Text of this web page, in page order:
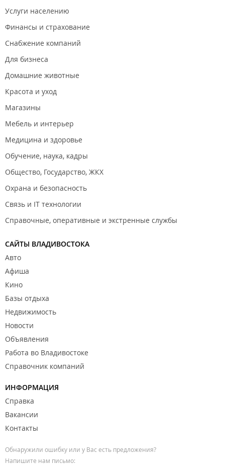
Услуги населению
Финансы и страхование
Снабжение компаний
Для бизнеса
Домашние животные
Красота и уход
Магазины
Мебель и интерьер
Медицина и здоровье
Обучение, наука, кадры
Общество, Государство, ЖКХ
Охрана и безопасность
Связь и IT технологии
Справочные, оперативные и экстренные службы
САЙТЫ ВЛАДИВОСТОКА
Авто
Афиша
Кино
Базы отдыха
Недвижимость
Новости
Объявления
Работа во Владивостоке
Справочник компаний
ИНФОРМАЦИЯ
Справка
Вакансии
Контакты
Обнаружили ошибку или у Вас есть предложения?
Напишите нам письмо: